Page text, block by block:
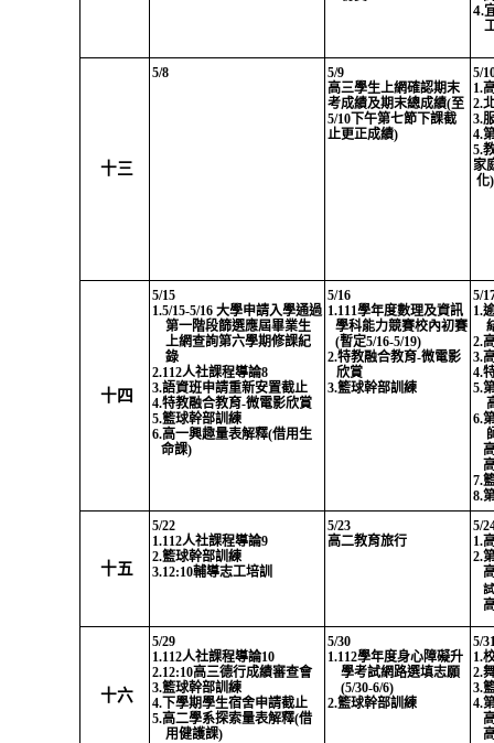
4.
十三
5/8
5/9
高三學生上網確認期末
考成績及期末總成績(至
5/10下午第七節下課截
止更正成績)
5/
1.
2.
3.
4.
5.
家
化)
十四
5/15
1.5/15-5/16 大學申請入學通過
第一階段篩選應屆畢業生
上網查詢第六學期修課紀
錄
2.112人社課程導論8
3.語資班申請重新安置截止
4.特教融合教育-微電影欣賞
5.籃球幹部訓練
6.高一興趣量表解釋(借用生
命課)
5/16
1.111學年度數理及資訊
學科能力競賽校內初賽
(暫定5/16-5/19)
2.特教融合教育-微電影
欣賞
3.籃球幹部訓練
5/
1.
2.
3.
4.
5.
6.
7.
8.
十五
5/22
1.112人社課程導論9
2.籃球幹部訓練
3.12:10輔導志工培訓
5/23
高二教育旅行
5/
1.
2.
十六
5/29
1.112人社課程導論10
2.12:10高三德行成績審查會
3.籃球幹部訓練
4.下學期學生宿舍申請截止
5.高二學系探索量表解釋(借
用健護課)
5/30
1.112學年度身心障礙升
學考試網路選填志願
(5/30-6/6)
2.籃球幹部訓練
5/
1.
2.
3.
4.